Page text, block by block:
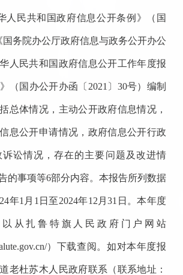
人民共和国政府信息公开条例》 （ 国
国务院办公厅政府信息与政务公开办公
人民共和国政府信息公开工作年度报
（国办公开办函〔 2021 〕 30号）编制
总体情况，主动公开政府信息情况，
息公开申请情况，政府信息公开行政
讼情况，存在的主要问题及改进情
的事项等6部分内容。本报告所列数据
年1 月 1 日至2024年12 月31 日。本年度
从扎鲁特旗人民政府门户网站
）下载查阅。如对本年度报
老杜苏木人民政府联系（联系地址：